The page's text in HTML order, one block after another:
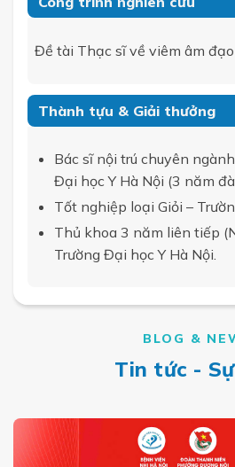
Đề tài Thạc sĩ về viêm âm đạo
Thành tựu & Giải thưởng
Bác sĩ nội trú chuyên
Đại học Y Hà Nội (3 năm
Tốt nghiệp loại Giỏi –
Thủ khoa 3 năm liên tiếp
Trường Đại học Y Hà Nội.
BLOG &
Tin tức -